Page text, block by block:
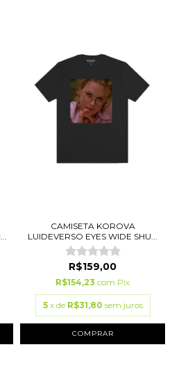
CAMISETA KOROVA
LUIDEVERSO EYES WIDE SHU...
R$159,00
R$154,23 com Pix
5 x de R$31,80 sem juros
COMPRAR